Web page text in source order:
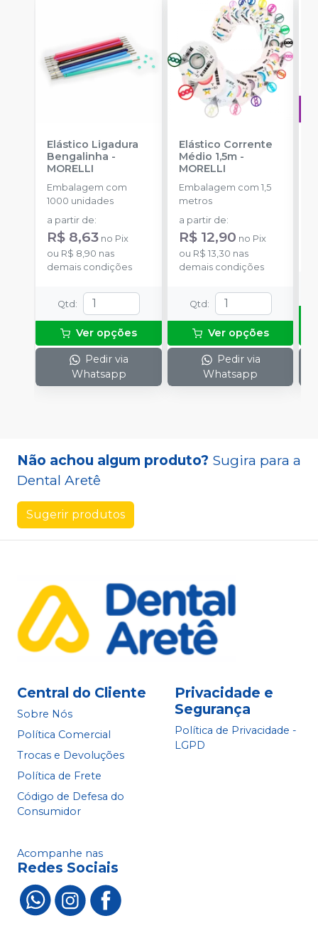
Elástico Ligadura
Bengalinha -
MORELLI
Embalagem com
1000 unidades
a partir de:
R$ 8,63 no Pix
ou R$ 8,90 nas
demais condições
Qtd:
Ver opções
Pedir via
Whatsapp
Elástico Corrente
Médio 1,5m-
MORELLI
Embalagem com 1,5
metros
a partir de:
R$ 12,90 no Pix
ou R$ 13,30 nas
demais condições
Qtd:
Ver opções
Pedir via
Whatsapp
Não achou algum produto? Sugira para a
Dental Aretê
Sugerir produtos
Central do Cliente
Sobre Nós
Política Comercial
Trocas e Devoluções
Política de Frete
Código de Defesa do
Consumidor
Privacidade e
Segurança
Política de Privacidade -
LGPD
Acompanhe nas
Redes Sociais